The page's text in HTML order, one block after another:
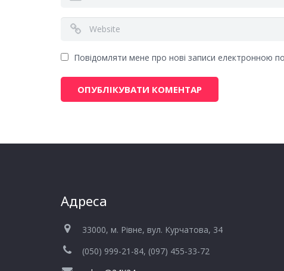
Повідомляти мене про нові записи електронною
Адреса
33000, м. Рівне, вул. Курчатова, 34
(050) 999-21-84, (097) 455-33-72